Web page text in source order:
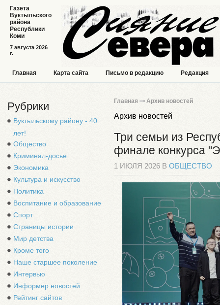
7 августа 2026
г.
Газета
Вуктыльского
района
Республики
Коми
Главная Карта сайта Письмо в редакцию Редакция
Рубрики
Вуктыльскому району - 40
лет!
Общество
Криминал-досье
Экономика
Культура и искусство
Политика
Воспитание и образование
Спорт
Страницы истории
Мир детства
Кроме того
Наше старшее поколение
Интервью
Информер новостей
Рейтинг сайтов
Главная Архив новостей
Архив новостей
Три семьи из
финале конкурса
1 ИЮЛЯ 2026 В ОБЩЕСТВО